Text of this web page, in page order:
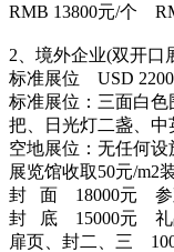
RMB 13800元/个
2、境外企业(双开口
标准展位 USD
标准展位：三面白色
把、日光灯二盏、中
空地展位：无任何
展览馆收取50元/m2
封 面 18000元 参
封 底 15000元 礼
扉页、封二、三